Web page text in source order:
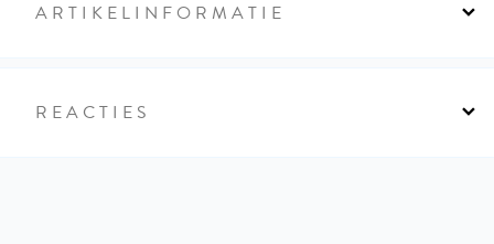
ARTIKELINFORMATIE
REACTIES